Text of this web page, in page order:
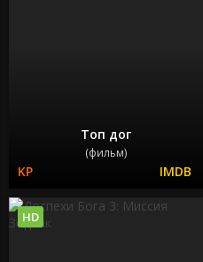
Топ дог
(фильм)
HD